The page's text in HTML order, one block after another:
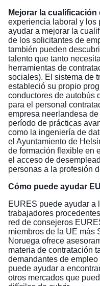
Mejorar la
experiencia laboral y los
ayudar a mejorar la
de los solicitantes de
también pueden
talento que tanto
herramientas de
sociales). El sistema de
estableció su propio
conductores de autobús
para el personal
empresa neerlandesa
período de prácticas
como la ingeniería de
el Ayuntamiento de
de formación flexible en
el acceso de
personas a la profesión
Cómo puede ayudar
EURES puede ayudar a
trabajadores
red de consejeros
miembros de la UE más
Noruega ofrece
materia de contratación
demandantes de
puede ayudar a
otros mercados que